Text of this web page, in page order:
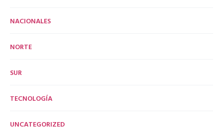
NACIONALES
NORTE
SUR
TECNOLOGÍA
UNCATEGORIZED